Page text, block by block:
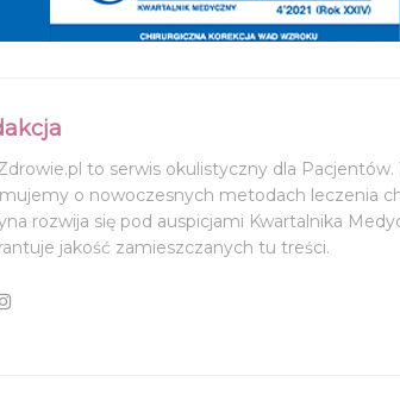
to serwis okulistyczny dla
o nowoczesnych metodach leczenia
rozwija się pod auspicjami Kwartalnika
jakość zamieszczanych tu treści.